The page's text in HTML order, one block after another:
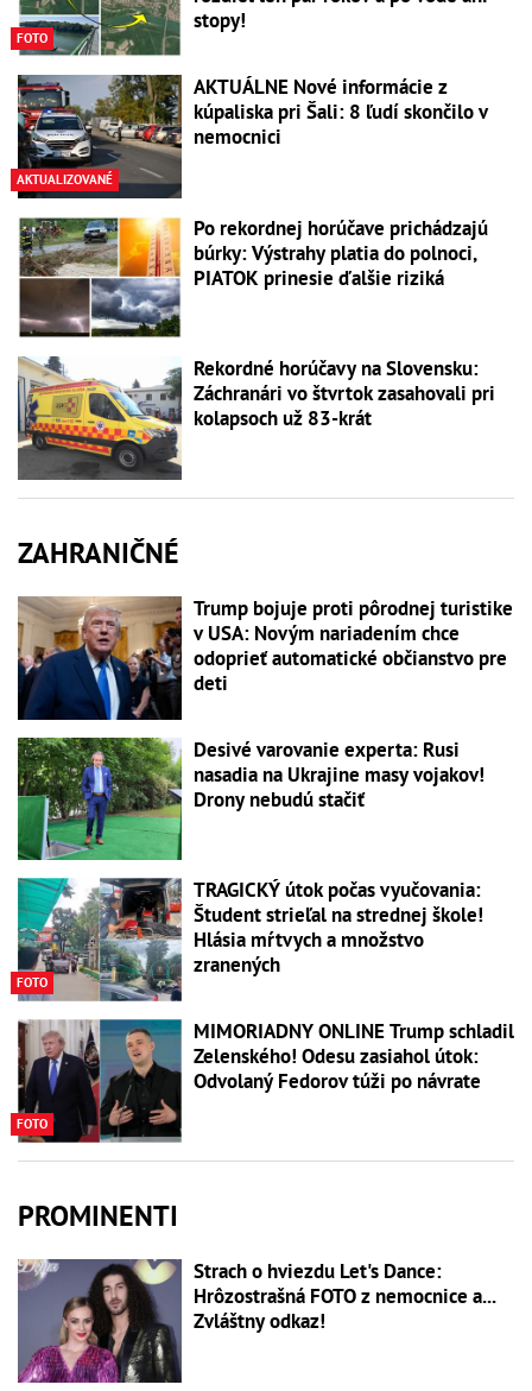
FOTO
stopy!
AKTUALIZOVANÉ
AKTUÁLNE Nové informácie z
kúpaliska pri Šali: 8 ľudí skončilo v
nemocnici
Po rekordnej horúčave prichádzajú
búrky: Výstrahy platia do polnoci,
PIATOK prinesie ďalšie riziká
Rekordné horúčavy na Slovensku:
Záchranári vo štvrtok zasahovali pri
kolapsoch už 83-krát
ZAHRANIČNÉ
Trump bojuje proti pôrodnej turistike
v USA: Novým nariadením chce
odoprieť automatické občianstvo pre
deti
Desivé varovanie experta: Rusi
nasadia na Ukrajine masy vojakov!
Drony nebudú stačiť
FOTO
TRAGICKÝ útok počas vyučovania:
Študent strieľal na strednej škole!
Hlásia mŕtvych a množstvo
zranených
FOTO
MIMORIADNY ONLINE Trump schladil
Zelenského! Odesu zasiahol útok:
Odvolaný Fedorov túži po návrate
PROMINENTI
Strach o hviezdu Let's Dance:
Hrôzostrašná FOTO z nemocnice a...
Zvláštny odkaz!